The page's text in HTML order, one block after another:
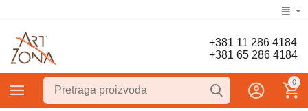
+381 11 286 4184
+381 65 286 4184
0